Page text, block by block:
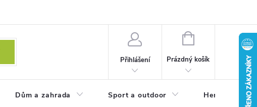
Přihlášení
NÁKUPNÍ
Prázdný košík
Dům a zahrada Sport a outdoor Herní zóna